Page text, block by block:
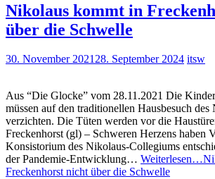
Nikolaus kommt in
über die Schwelle
30. November 202128. September 2024 itsw
Aus “Die Glocke” vom 28.11.2021 Die
müssen auf den traditionellen Hausbesuch des
verzichten. Die Tüten werden vor die
Freckenhorst (gl) – Schweren Herzens haben
Konsistorium des Nikolaus-Collegiums
der Pandemie-Entwicklung… Weiterlesen…
Freckenhorst nicht über die Schwelle